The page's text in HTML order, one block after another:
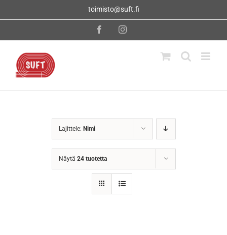
toimisto@suft.fi
FacebookInstagram
Lajittele: Nimi
Näytä 24 tuotetta